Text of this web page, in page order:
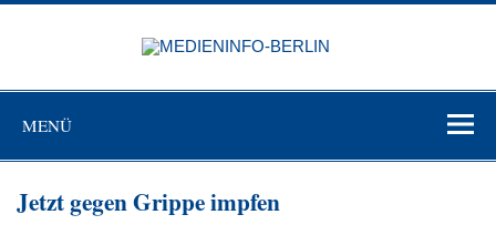
Zum
MENÜ
Jetzt gegen Grippe impfen